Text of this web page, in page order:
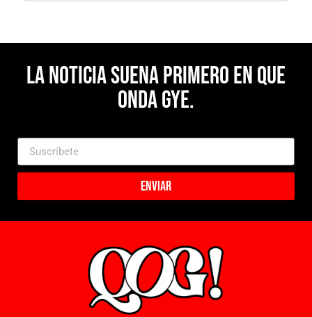
La noticia suena primero en Que
Onda Gye.
Enviar